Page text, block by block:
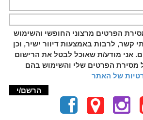
הפרטים מרצוני החופשי והשימוש
קשר, לרבות באמצעות דיוור ישיר, וכן
אני מודע/ת שאוכל לבטל את הרישום
מסירת הפרטים שלי והשימוש בהם
של האתר